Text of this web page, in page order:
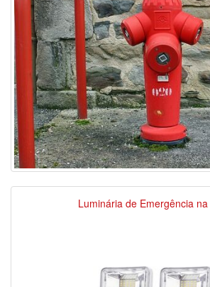
Luminária de Emergência